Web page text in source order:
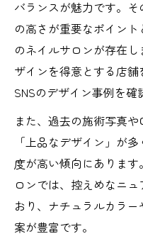
バランスが魅力です。
の高さが重要なポイン
のネイルサロンが存在
ザインを得意とする店
SNSのデザイン事例を確
また、過去の施術写真や
「上品なデザイン」が
度が高い傾向にありま
ロンでは、控えめなニ
おり、ナチュラルカラ
案が豊富です。